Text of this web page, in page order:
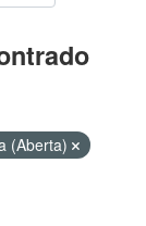
(Aberta)